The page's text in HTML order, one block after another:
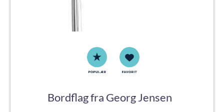
Bordflag fra Georg Jensen